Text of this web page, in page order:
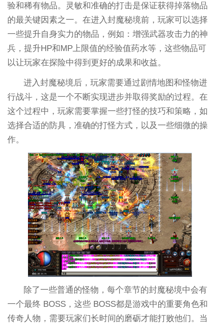
验和稀有物品。灵敏和准确的打击是保证获得掉落物品
的最关键因素之一。在进入封魔秘境前，玩家可以选择
一些提升自身实力的物品，例如：增强武器攻击力的神
兵，提升HP和MP上限值的经验值药水等，这些物品可
以让玩家在探险中得到更好的成果和收益。
进入封魔秘境后，玩家需要通过剧情地图和怪物进
行战斗，这是一个不断实现进步并取得奖励的过程。在
这个过程中，玩家需要掌握一些打怪的技巧和策略，如
选择合适的防具，准确的打怪方式，以及一些细微的操
作。
除了一些普通的怪物，每个章节的封魔秘境中会有
一个最终 BOSS，这些 BOSS都是游戏中的重要角色和
传奇人物，需要玩家们长时间的磨砺才能打败他们。当